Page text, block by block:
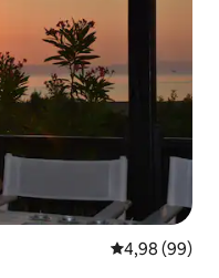
4,98 de uma
4,98 (99)